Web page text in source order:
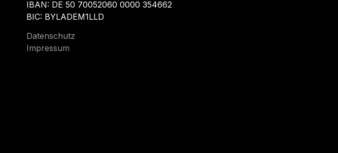
IBAN: DE 50 70052060 0000 354662
BIC: BYLADEM1LLD
Datenschutz
Impressum